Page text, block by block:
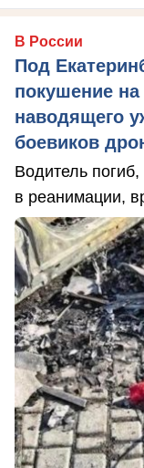
В России
Под
покушение
наводящего
боевиков
Водитель
в реанимации,